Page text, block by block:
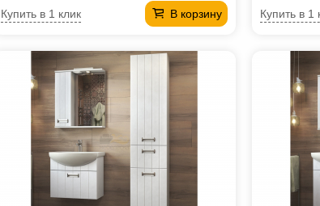
В корзину
Купить в 1 клик Купить в 1